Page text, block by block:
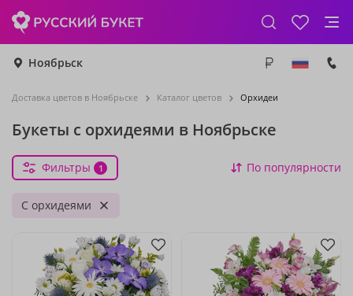
Ноябрьск
Доставка цветов в Ноябрьске Каталог цветов Орхидеи
Букеты с орхидеями в Ноябрьске
Фильтры 1 По популярности
С орхидеями